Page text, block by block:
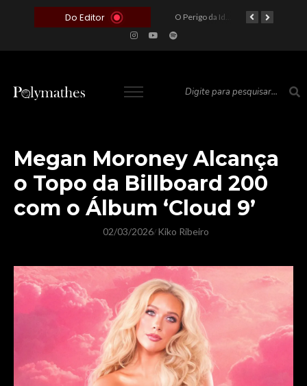
Do Editor A Roleta da Miséria: Quando a Devoção Cega Encontra o Link na Bio. A Queda do Brasileiro Pelas Mãos de Seus Influencers. O Perigo da Ideologia Desenfreada na Justiça: Quando a Pauta Política Substitui a Pena Criminal O Preço de um Escândalo: A Discrepância Entre o “Filme de Bolsonaro” e a Realidade do Cinema Mundial
Megan Moroney Alcança
o Topo da Billboard 200
com o Álbum ‘Cloud 9’
02/03/2026/ Kiko Ribeiro